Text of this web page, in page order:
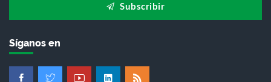
Subscribir
Síganos en